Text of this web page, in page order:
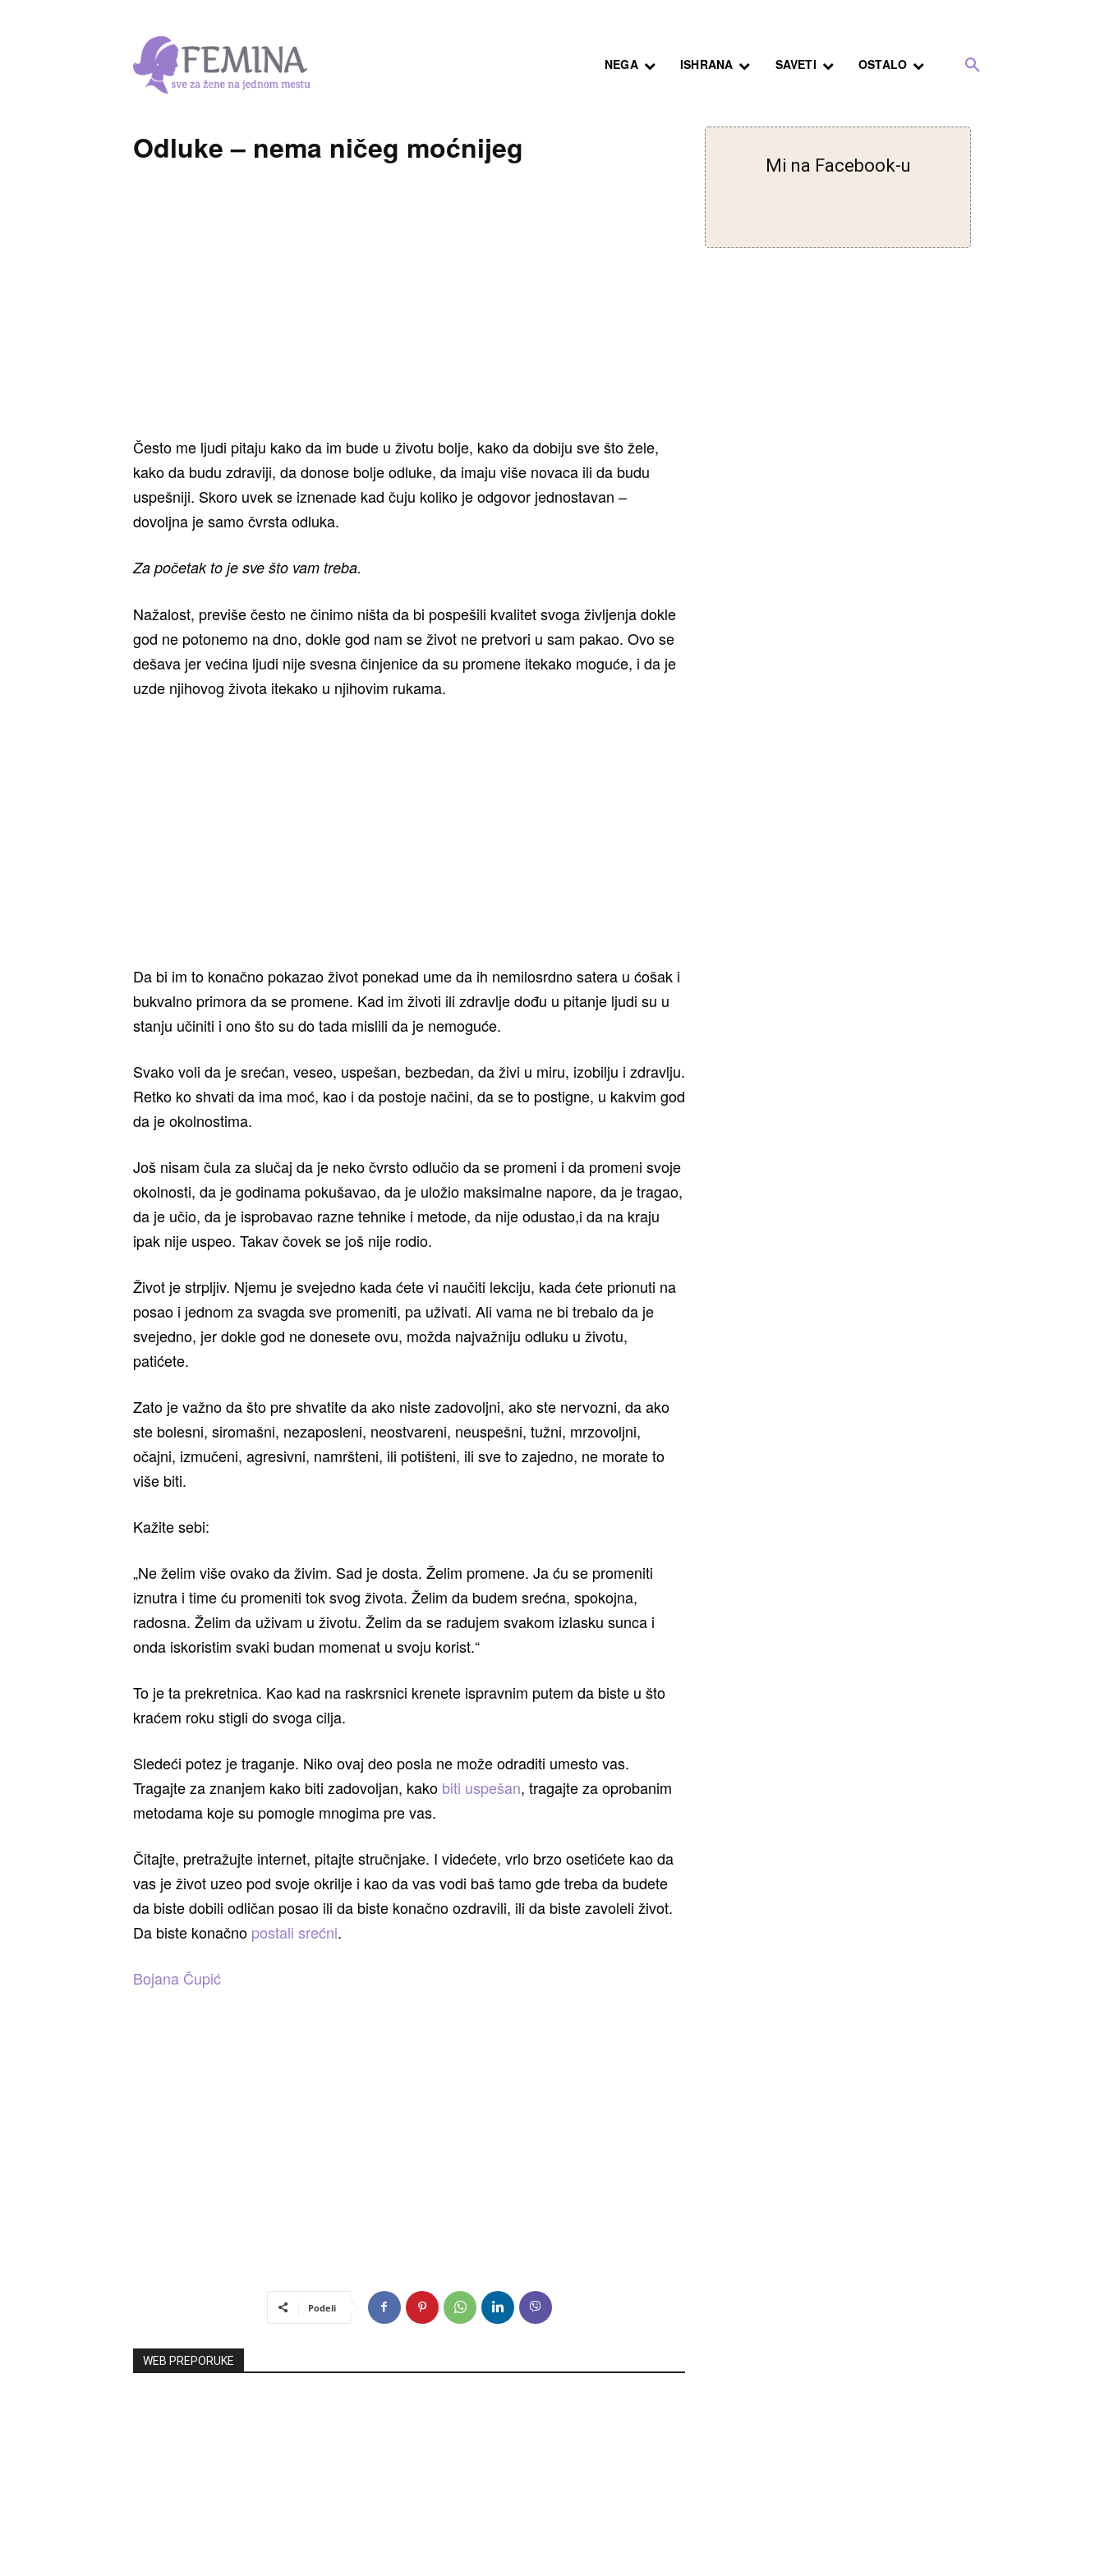
NEGA ISHRANA SAVETI OSTALO
Odluke – nema ničeg moćnijeg
Često me ljudi pitaju kako da im bude u životu bolje, kako da dobiju sve što žele,
kako da budu zdraviji, da donose bolje odluke, da imaju više novaca ili da budu
uspešniji. Skoro uvek se iznenade kad čuju koliko je odgovor jednostavan –
dovoljna je samo čvrsta odluka.
Za početak to je sve što vam treba.
Nažalost, previše često ne činimo ništa da bi pospešili kvalitet svoga življenja dokle
god ne potonemo na dno, dokle god nam se život ne pretvori u sam pakao. Ovo se
dešava jer većina ljudi nije svesna činjenice da su promene itekako moguće, i da je
uzde njihovog života itekako u njihovim rukama.
Da bi im to konačno pokazao život ponekad ume da ih nemilosrdno satera u ćošak i
bukvalno primora da se promene. Kad im životi ili zdravlje dođu u pitanje ljudi su u
stanju učiniti i ono što su do tada mislili da je nemoguće.
Svako voli da je srećan, veseo, uspešan, bezbedan, da živi u miru, izobilju i zdravlju.
Retko ko shvati da ima moć, kao i da postoje načini, da se to postigne, u kakvim god
da je okolnostima.
Još nisam čula za slučaj da je neko čvrsto odlučio da se promeni i da promeni svoje
okolnosti, da je godinama pokušavao, da je uložio maksimalne napore, da je tragao,
da je učio, da je isprobavao razne tehnike i metode, da nije odustao,i da na kraju
ipak nije uspeo. Takav čovek se još nije rodio.
Život je strpljiv. Njemu je svejedno kada ćete vi naučiti lekciju, kada ćete prionuti na
posao i jednom za svagda sve promeniti, pa uživati. Ali vama ne bi trebalo da je
svejedno, jer dokle god ne donesete ovu, možda najvažniju odluku u životu,
patićete.
Zato je važno da što pre shvatite da ako niste zadovoljni, ako ste nervozni, da ako
ste bolesni, siromašni, nezaposleni, neostvareni, neuspešni, tužni, mrzovoljni,
očajni, izmučeni, agresivni, namršteni, ili potišteni, ili sve to zajedno, ne morate to
više biti.
Kažite sebi:
„Ne želim više ovako da živim. Sad je dosta. Želim promene. Ja ću se promeniti
iznutra i time ću promeniti tok svog života. Želim da budem srećna, spokojna,
radosna. Želim da uživam u životu. Želim da se radujem svakom izlasku sunca i
onda iskoristim svaki budan momenat u svoju korist.“
To je ta prekretnica. Kao kad na raskrsnici krenete ispravnim putem da biste u što
kraćem roku stigli do svoga cilja.
Sledeći potez je traganje. Niko ovaj deo posla ne može odraditi umesto vas.
Tragajte za znanjem kako biti zadovoljan, kako biti uspešan, tragajte za oprobanim
metodama koje su pomogle mnogima pre vas.
Čitajte, pretražujte internet, pitajte stručnjake. I videćete, vrlo brzo osetićete kao da
vas je život uzeo pod svoje okrilje i kao da vas vodi baš tamo gde treba da budete
da biste dobili odličan posao ili da biste konačno ozdravili, ili da biste zavoleli život.
Da biste konačno postali srećni.
Bojana Čupić
Podeli
WEB PREPORUKE
Mi na Facebook-u